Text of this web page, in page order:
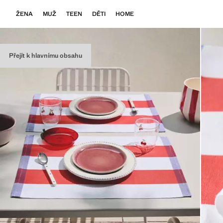
Přejít k hlavnímu obsahu
ŽENA MUŽ TEEN DĚTI HOME